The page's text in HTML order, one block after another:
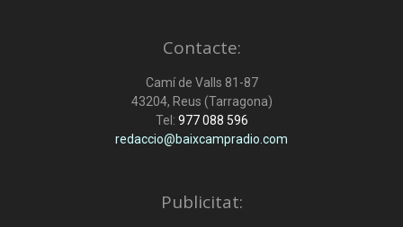
Contacte:
Camí de Valls 81-87
43204, Reus (Tarragona)
Tel: 977 088 596
redaccio@baixcampradio.com
Publicitat: